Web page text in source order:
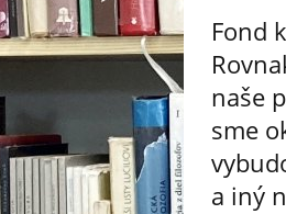
Fond
naše
sme
a iný